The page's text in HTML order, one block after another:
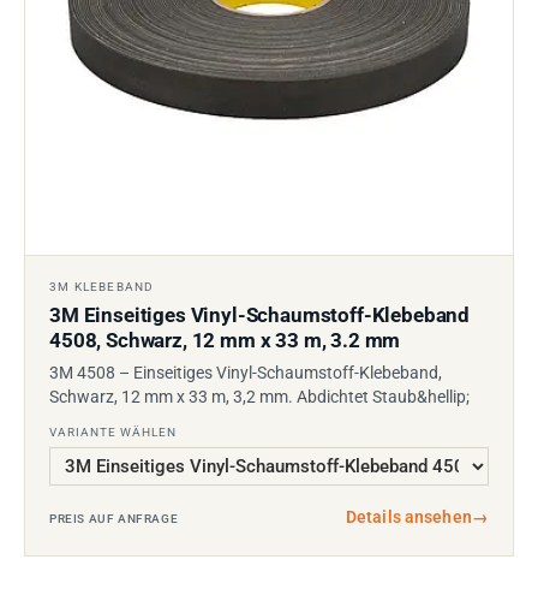
3M KLEBEBAND
3M Einseitiges Vinyl-Schaumstoff-Klebeband
4508, Schwarz, 12 mm x 33 m, 3.2 mm
3M 4508 – Einseitiges Vinyl-Schaumstoff-Klebeband,
Schwarz, 12 mm x 33 m, 3,2 mm. Abdichtet Staub&hellip;
VARIANTE WÄHLEN
PREIS AUF ANFRAGE Details ansehen→